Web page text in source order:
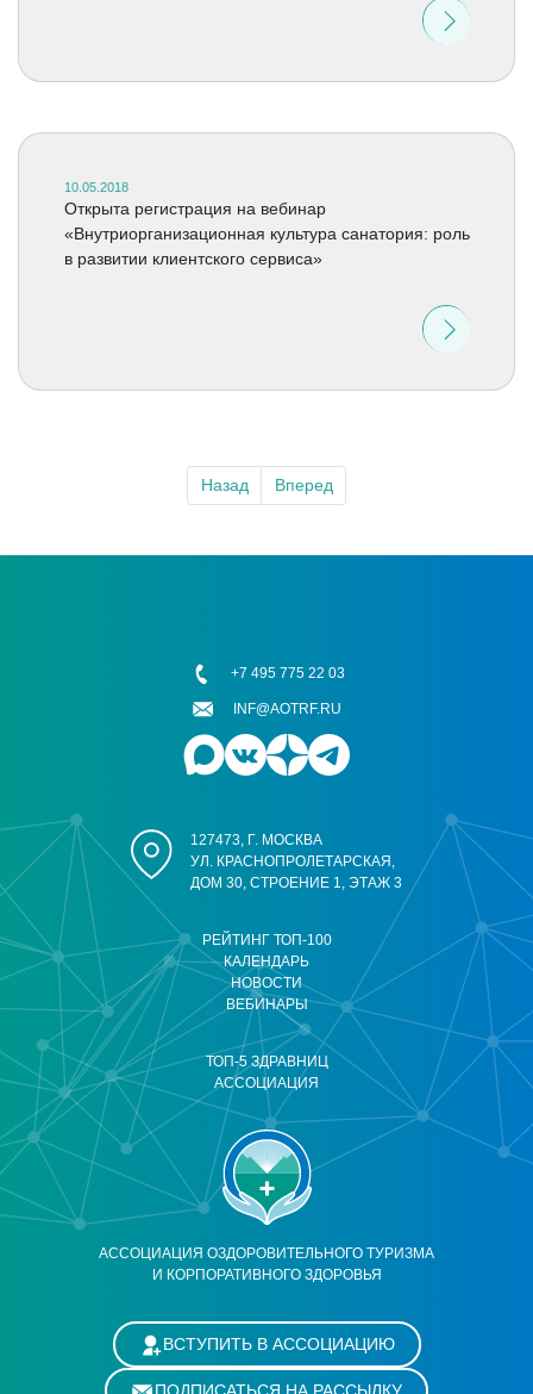
10.05.2018
Открыта регистрация на вебинар
«Внутриорганизационная культура санатория: роль
в развитии клиентского сервиса»
Назад Вперед
АССОЦИАЦИЯ ОЗДОРОВИТЕЛЬНОГО ТУРИЗМА
И КОРПОРАТИВНОГО ЗДОРОВЬЯ
РЕЙТИНГ ТОП-100
КАЛЕНДАРЬ
НОВОСТИ
ВЕБИНАРЫ
ТОП-5 ЗДРАВНИЦ
АССОЦИАЦИЯ
127473, Г. МОСКВА
УЛ. КРАСНОПРОЛЕТАРСКАЯ,
ДОМ 30, СТРОЕНИЕ 1, ЭТАЖ 3
+7 495 775 22 03
INF@AOTRF.RU
ВСТУПИТЬ В АССОЦИАЦИЮ